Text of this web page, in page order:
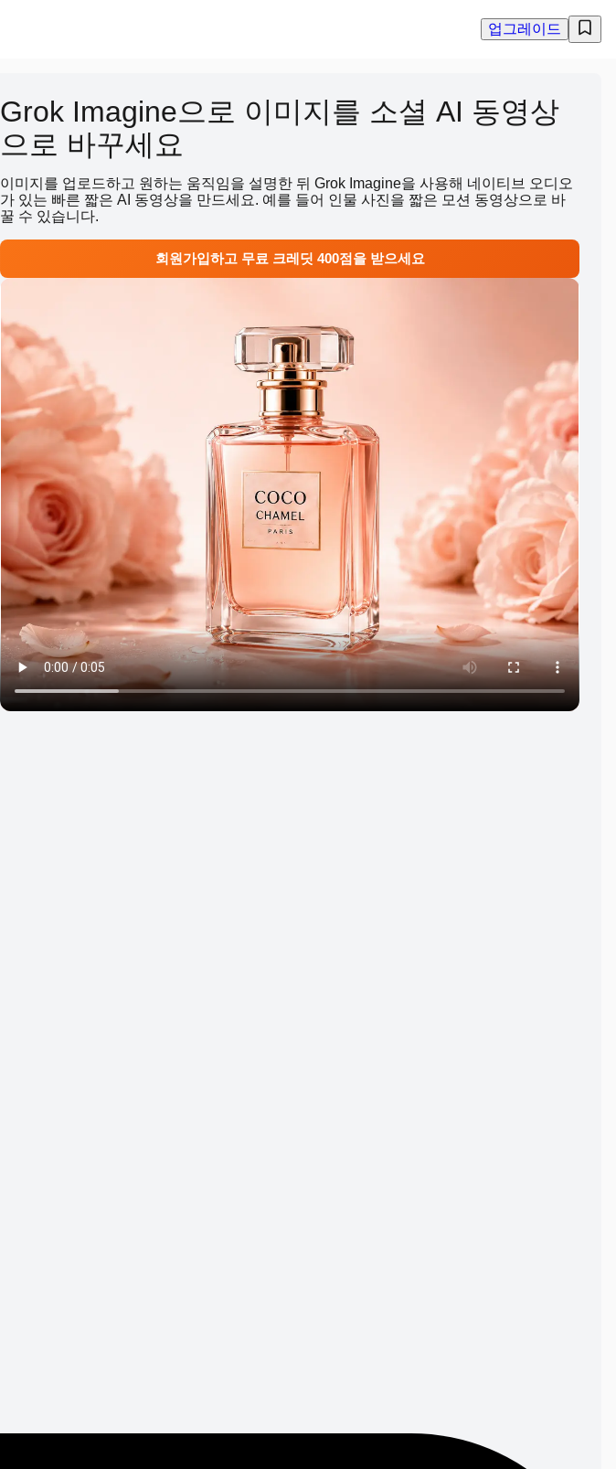
업그레이드
Grok Imagine으로 이미지를 소셜 AI 동영상
으로 바꾸세요
이미지를 업로드하고 원하는 움직임을 설명한 뒤 Grok Imagine을 사용해 네이티브 오디오
가 있는 빠른 짧은 AI 동영상을 만드세요. 예를 들어 인물 사진을 짧은 모션 동영상으로 바
꿀 수 있습니다.
회원가입하고 무료 크레딧 400점을 받으세요